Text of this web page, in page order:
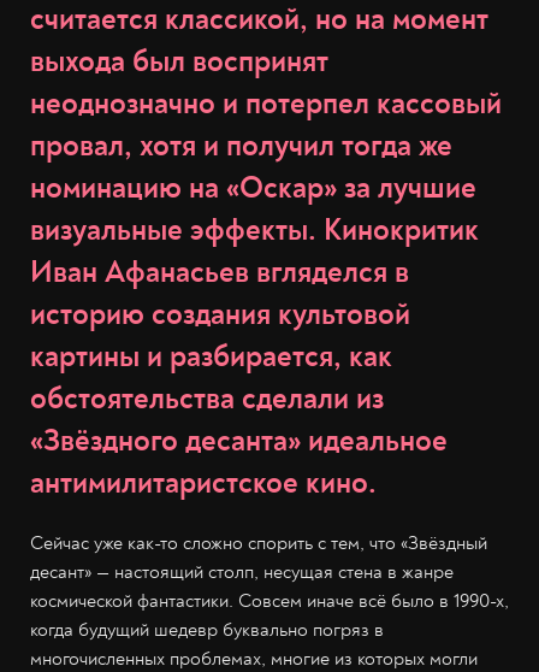
считается классикой, но на момент
выхода был воспринят
неоднозначно и потерпел кассовый
провал, хотя и получил тогда же
номинацию на «Оскар» за лучшие
визуальные эффекты. Кинокритик
Иван Афанасьев вгляделся в
историю создания культовой
картины и разбирается, как
обстоятельства сделали из
«Звёздного десанта» идеальное
антимилитаристское кино.
Сейчас уже как-то сложно спорить с тем, что «Звёздный
десант» — настоящий столп, несущая стена в жанре
космической фантастики. Совсем иначе всё было в 1990-х,
когда будущий шедевр буквально погряз в
многочисленных проблемах, многие из которых могли